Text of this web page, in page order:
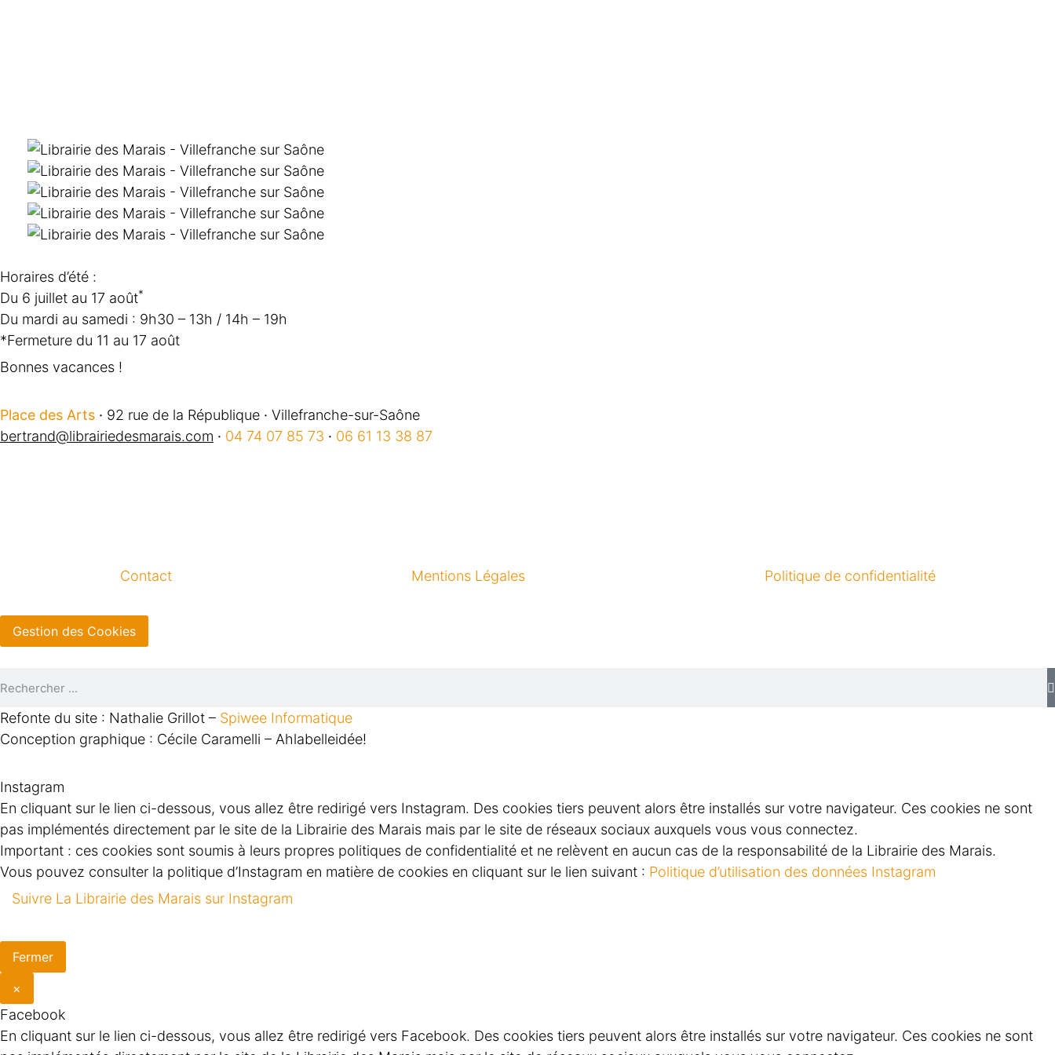
Horaires d’été :
Du 6 juillet au 17 août*
Du mardi au samedi : 9h30 – 13h / 14h – 19h
*Fermeture du 11 au 17 août
Bonnes vacances !
Place des Arts · 92 rue de la République · Villefranche-sur-Saône
bertrand@librairiedesmarais.com · 04 74 07 85 73 · 06 61 13 38 87
Contact Mentions Légales Politique de confidentialité
Gestion des Cookies
Refonte du site : Nathalie Grillot – Spiwee Informatique
Conception graphique : Cécile Caramelli – Ahlabelleidée!
Instagram
En cliquant sur le lien ci-dessous, vous allez être redirigé vers Instagram. Des cookies tiers peuvent alors être installés sur votre navigateur. Ces cookies ne sont
pas implémentés directement par le site de la Librairie des Marais mais par le site de réseaux sociaux auxquels vous vous connectez.
Important : ces cookies sont soumis à leurs propres politiques de confidentialité et ne relèvent en aucun cas de la responsabilité de la Librairie des Marais.
Vous pouvez consulter la politique d’Instagram en matière de cookies en cliquant sur le lien suivant : Politique d’utilisation des données Instagram
Suivre La Librairie des Marais sur Instagram
Fermer
×
Facebook
En cliquant sur le lien ci-dessous, vous allez être redirigé vers Facebook. Des cookies tiers peuvent alors être installés sur votre navigateur. Ces cookies ne sont